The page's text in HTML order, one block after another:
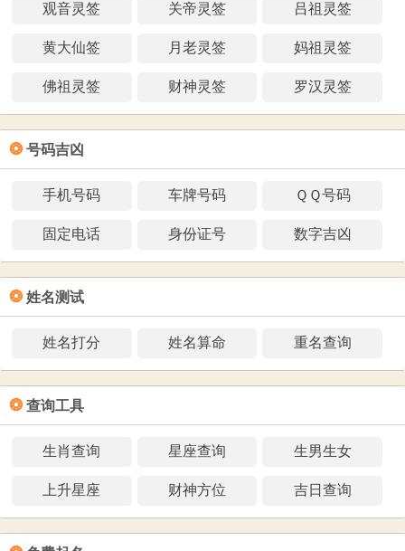
观音灵签 关帝灵签 吕祖灵签
黄大仙签 月老灵签 妈祖灵签
佛祖灵签 财神灵签 罗汉灵签
❂ 号码吉凶
手机号码 车牌号码 ＱＱ号码
固定电话 身份证号 数字吉凶
❂ 姓名测试
姓名打分 姓名算命 重名查询
❂ 查询工具
生肖查询 星座查询 生男生女
上升星座 财神方位 吉日查询